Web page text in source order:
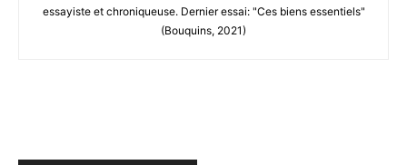
essayiste et chroniqueuse. Dernier essai: "Ces biens essentiels"
(Bouquins, 2021)